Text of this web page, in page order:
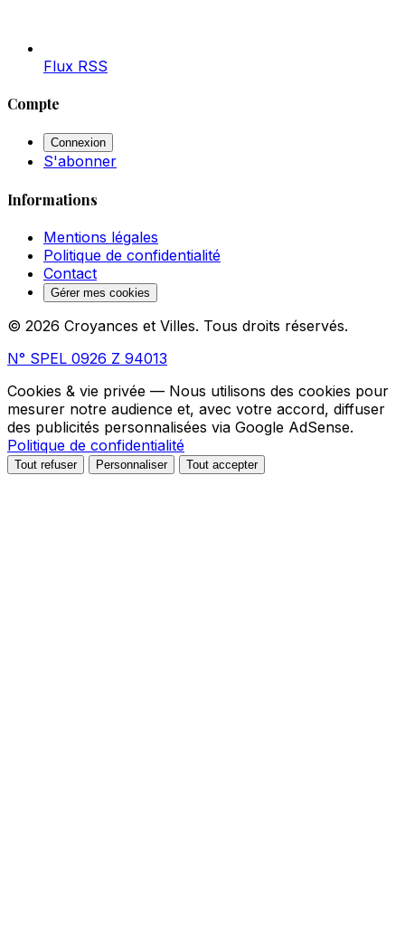
Flux RSS
Compte
Connexion
S'abonner
Informations
Mentions légales
Politique de confidentialité
Contact
Gérer mes cookies
© 2026 Croyances et Villes. Tous droits réservés.
N° SPEL 0926 Z 94013
Cookies & vie privée — Nous utilisons des cookies pour
mesurer notre audience et, avec votre accord, diffuser
des publicités personnalisées via Google AdSense.
Politique de confidentialité
Tout refuser Personnaliser Tout accepter